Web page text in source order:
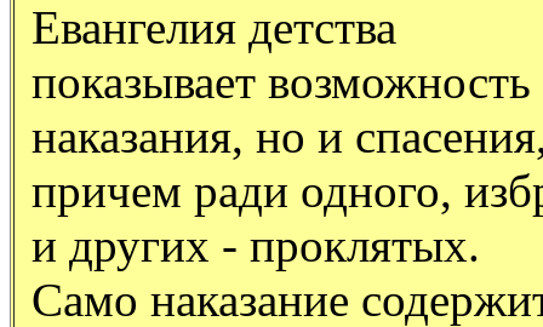
Евангелия детства
показывает
наказания, но и
причем ради одного,
и других - проклятых.
Само наказание